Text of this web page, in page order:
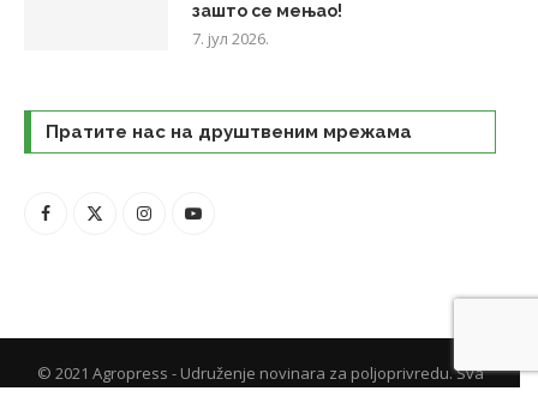
зашто се мењао!
7. јул 2026.
Пратите нас на друштвеним мрежама
© 2021 Agropress - Udruženje novinara za poljoprivredu. Sva